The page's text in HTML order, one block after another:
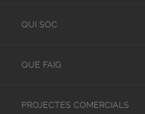
QUI SOC
QUE FAIG
PROJECTES COMERCIALS